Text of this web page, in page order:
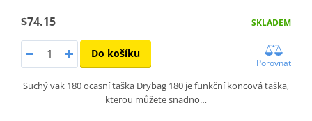
$74.15 SKLADEM
Do košíku
Porovnat
Suchý vak 180 ocasní taška Drybag 180 je funkční koncová taška,
kterou můžete snadno…